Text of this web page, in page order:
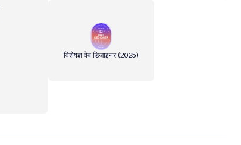
विशेषज्ञ वेब डिज़ाइनर(2025)